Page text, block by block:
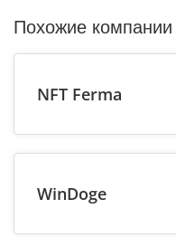
Похожие компании
NFT Ferma
WinDoge